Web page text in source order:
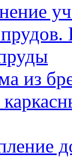
из